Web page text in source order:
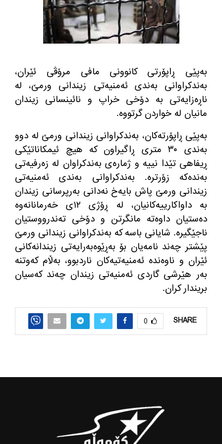
به‌پێی ڕاپۆرتی كانوونی مافی مرۆڤی ئێران،
به‌ندكراوانی به‌ندی ئه‌منیه‌تی زیندانی ورمێ، له‌
ناڕه‌زایه‌تی به‌ دۆخی خراپ و نائینسانی زیندان
مانیان له‌ خواردن گرتووه‌.
به‌پێی ڕاپۆرته‌كان، به‌ندكراوانی زیندانی ورمێ له‌ دوو
به‌ندی ٣٠ متری ڕاگیراون كه‌ هیچ ئیمكاناتێكی
ڕیفاهی تێدا نییه‌ و ژماره‌ی به‌ندكراوان له‌ زه‌رفیه‌تی
به‌نده‌كه‌ زۆرتره‌. به‌ندكراوانی به‌ندی ئه‌منیه‌تی
زیندانی ورمێ پاش بایه‌خ نه‌دانی به‌رپرسانی زیندان
به‌ داواكارییه‌كانیان، له‌ ڕۆژی ١٢ی خه‌رمانانه‌وه‌
ده‌ستیان داوه‌ته‌ مانگرتن و دۆخی ته‌ندرووستیان
ناجێگیره‌. شایانی باسه‌ كه‌ به‌ندكراوانی زیندانی ورمێ
پێشتر چه‌ند نامه‌یان بۆ به‌ڕێوه‌به‌رایه‌تی زیندانه‌كانی
ئێران و ناوه‌نده‌ ئه‌منیه‌تیه‌كان ناردبوو، به‌ڵام كه‌وتنه‌
به‌ر هێرشی گاردی ئه‌منیه‌تی زیندان چه‌ند كه‌سیان
بریندار كران.
SHARE
0